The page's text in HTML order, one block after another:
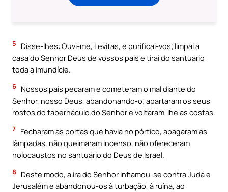
5
Disse-lhes: Ouvi-me, Levitas, e purificai-vos; limpai a
casa do Senhor Deus de vossos pais e tirai do santuário
toda a imundície.
6 Nossos pais pecaram e cometeram o mal diante do
Senhor, nosso Deus, abandonando-o; apartaram os seus
rostos do tabernáculo do Senhor e voltaram-lhe as costas.
7 Fecharam as portas que havia no pórtico, apagaram as
lâmpadas, não queimaram incenso, não ofereceram
holocaustos no santuário do Deus de Israel.
8
Deste modo, a ira do Senhor inflamou-se contra Judá e
Jerusalém e abandonou-os à turbação, à ruína, ao